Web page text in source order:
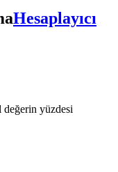
Hesaplayıcı
yüzdesi